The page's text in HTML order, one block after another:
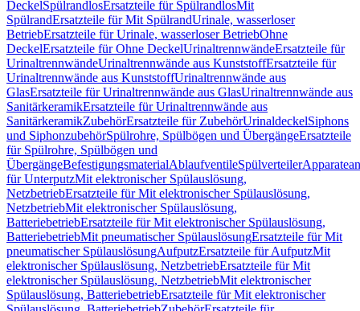
DeckelSpülrandlosErsatzteile für SpülrandlosMit
SpülrandErsatzteile für Mit SpülrandUrinale, wasserloser
BetriebErsatzteile für Urinale, wasserloser BetriebOhne
DeckelErsatzteile für Ohne DeckelUrinaltrennwändeErsatzteile für
UrinaltrennwändeUrinaltrennwände aus KunststoffErsatzteile für
Urinaltrennwände aus KunststoffUrinaltrennwände aus
GlasErsatzteile für Urinaltrennwände aus GlasUrinaltrennwände aus
SanitärkeramikErsatzteile für Urinaltrennwände aus
SanitärkeramikZubehörErsatzteile für ZubehörUrinaldeckelSiphons
und SiphonzubehörSpülrohre, Spülbögen und ÜbergängeErsatzteile
für Spülrohre, Spülbögen und
ÜbergängeBefestigungsmaterialAblaufventileSpülverteiler
für UnterputzMit elektronischer Spülauslösung,
NetzbetriebErsatzteile für Mit elektronischer Spülauslösung,
NetzbetriebMit elektronischer Spülauslösung,
BatteriebetriebErsatzteile für Mit elektronischer Spülauslösung,
BatteriebetriebMit pneumatischer SpülauslösungErsatzteile für Mit
pneumatischer SpülauslösungAufputzErsatzteile für AufputzMit
elektronischer Spülauslösung, NetzbetriebErsatzteile für Mit
elektronischer Spülauslösung, NetzbetriebMit elektronischer
Spülauslösung, BatteriebetriebErsatzteile für Mit elektronischer